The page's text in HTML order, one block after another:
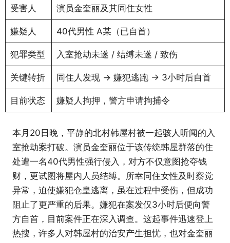
受害人 演员金奎丽及其同住女性
嫌疑人 40代男性 A某（已自首）
犯罪类型 入室抢劫未遂 / 结缚未遂 / 致伤
关键转折 同住人发现 → 嫌犯逃跑 → 3小时后自首
目前状态 嫌疑人拘押，警方申请拘捕令
本月20日晚，平静的北村韩屋村被一起骇人听闻的入
室抢劫案打破。演员金奎丽位于该传统韩屋群落的住
处遭一名40代男性强行侵入，对方不仅意图抢夺钱
财，更试图将屋内人员结缚。所幸同住女性及时察觉
异常，迫使嫌犯仓皇逃离，虽在过程中受伤，但成功
阻止了更严重的后果。嫌犯在案发仅3小时后便向警
方自首，目前案件正在深入调查。这起事件迅速登上
热搜，许多人对韩屋村的治安产生担忧，也对金奎丽